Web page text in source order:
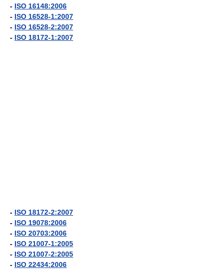
- ISO 16148:2006
- ISO 16528-1:2007
- ISO 16528-2:2007
- ISO 18172-1:2007
- ISO 18172-2:2007
- ISO 19078:2006
- ISO 20703:2006
- ISO 21007-1:2005
- ISO 21007-2:2005
- ISO 22434:2006